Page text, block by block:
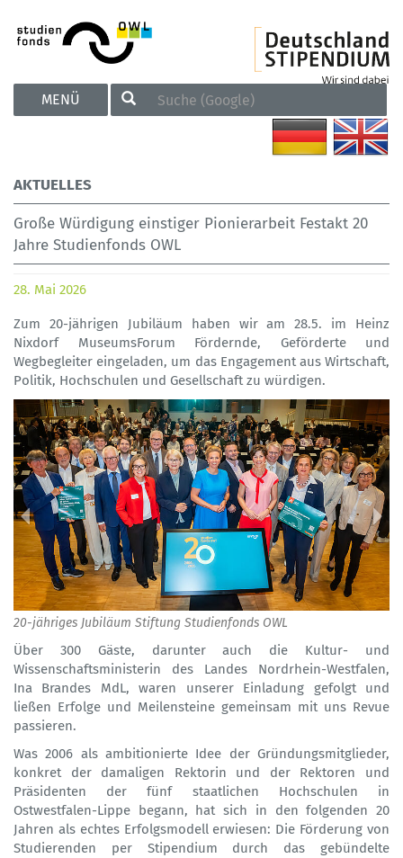
TOGGLE
NAVIGATION
MENÜ
AKTUELLES
Große Würdigung einstiger Pionierarbeit Festakt 20
Jahre Studienfonds OWL
28. Mai 2026
Zum 20-jährigen Jubiläum haben wir am 28.5. im Heinz
Nixdorf MuseumsForum Fördernde, Geförderte und
Wegbegleiter eingeladen, um das Engagement aus Wirtschaft,
Politik, Hochschulen und Gesellschaft zu würdigen.
20-jähriges Jubiläum Stiftung Studienfonds OWL
Previous Next
Über 300 Gäste, darunter auch die Kultur- und
Wissenschaftsministerin des Landes Nordrhein-Westfalen,
Ina Brandes MdL, waren unserer Einladung gefolgt und
ließen Erfolge und Meilensteine gemeinsam mit uns Revue
passieren.
Was 2006 als ambitionierte Idee der Gründungsmitglieder,
konkret der damaligen Rektorin und der Rektoren und
Präsidenten der fünf staatlichen Hochschulen in
Ostwestfalen-Lippe begann, hat sich in den folgenden 20
Jahren als echtes Erfolgsmodell erwiesen: Die Förderung von
Studierenden per Stipendium durch das gebündelte